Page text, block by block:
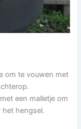
om te vouwen met
een malletje om
het hengsel.